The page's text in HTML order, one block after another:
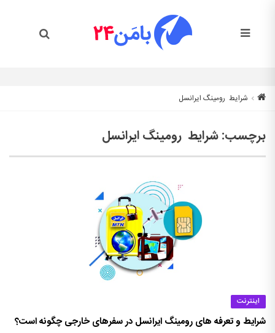
شرایط رومینگ ایرانسل
برچسب:شرایط رومینگ ایرانسل
اینترنت
شرایط و تعرفه های رومینگ ایرانسل در سفرهای خارجی چگونه است؟